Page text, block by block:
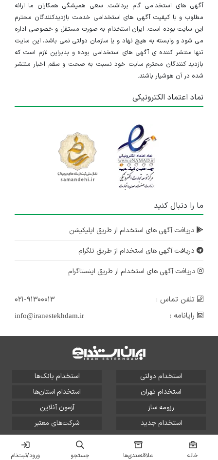
آگهی های استخدامی گام برداشت. سعی همیشگی همکاران ما ارائه
مطلوب و با کیفیت آگهی های استخدامی خدمت بازدیدکنندگان محترم
این سایت بوده است. ایران استخدام به صورت مستقل و خصوصی اداره
می شود و وابسته به هیچ نهاد و یا سازمان دولتی نمی باشد، این سایت
تنها منتشر کننده ی آگهی های استخدامی بوده و بنابراین لازم است که
بازدید کنندگان محترم سایت خود نسبت به صحت و سقم اخبار منتشر
شده در آن هوشیار باشند.
نماد اعتماد الکترونیکی
ما را دنبال کنید
دریافت آگهی های استخدام از طریق اپلیکیشن
دریافت آگهی های استخدام از طریق تلگرام
دریافت آگهی های استخدام از طریق اینستاگرام
تلفن تماس :
۰۲۱-۹۱۳۰۰۰۱۳
رایانامه :
info@iranestekhdam.ir
استخدام دولتی
استخدام بانک‌ها
استخدام تهران
استخدام استان‌ها
رزومه ساز
آزمون آنلاین
استخدام جدید
شرکت‌های معتبر
تمامی حقوق این سایت برای آلتین سیستم محفوظ است و هر
گونه سوءاستفاده از آن پیگرد قانونی دارد.
خانه علاقه‌مندی‌ها جستجو ورود/ثبت‌نام